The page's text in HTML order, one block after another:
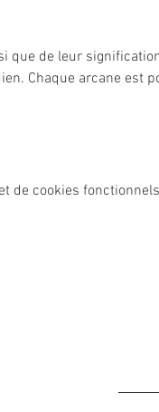
que de leur
Chaque arcane est
de cookies